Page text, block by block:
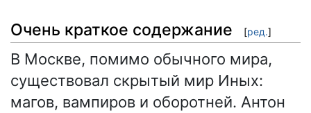
Очень краткое содержание [ред.]
В Москве, помимо обычного мира,
существовал скрытый мир Иных:
магов, вампиров и оборотней. Антон